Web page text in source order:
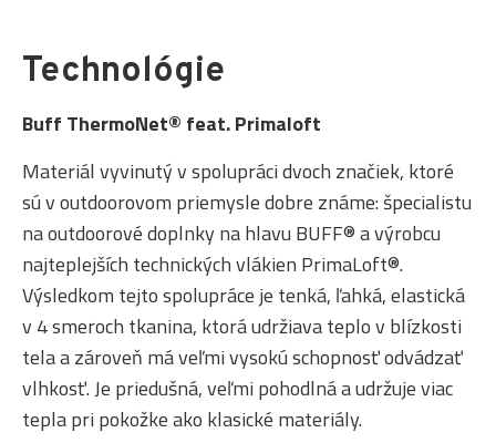
Technológie
Buff ThermoNet® feat. Primaloft
Materiál vyvinutý v spolupráci dvoch značiek, ktoré
sú v outdoorovom priemysle dobre známe: špecialistu
na outdoorové doplnky na hlavu BUFF® a výrobcu
najteplejších technických vlákien PrimaLoft®.
Výsledkom tejto spolupráce je tenká, ľahká, elastická
v 4 smeroch tkanina, ktorá udržiava teplo v blízkosti
tela a zároveň má veľmi vysokú schopnosť odvádzať
vlhkosť. Je priedušná, veľmi pohodlná a udržuje viac
tepla pri pokožke ako klasické materiály.